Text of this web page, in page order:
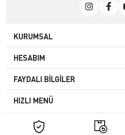
KURUMSAL
HESABIM
FAYDALI BİLGİLER
HIZLI MENÜ